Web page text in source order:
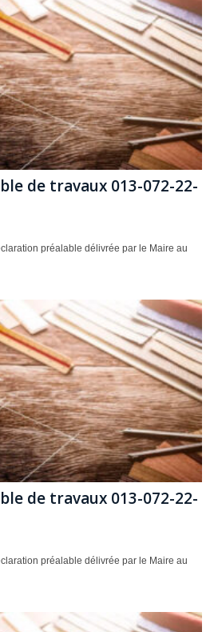
de travaux 013-072-22-
préalable délivrée par le Maire au
de travaux 013-072-22-
préalable délivrée par le Maire au